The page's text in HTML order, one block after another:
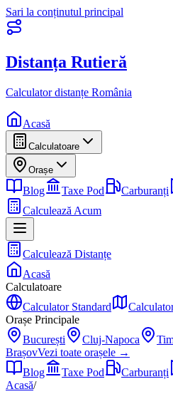
Sari la conținutul principal
Distanța Rutieră
Calculator distanțe România
Acasă
Calculatoare
Orașe
Blog Taxe Pod Carburanți
Calculează Acum
Calculează Distanțe
Acasă
Calculatoare
Calculator Standard
Orașe Principale
București
Cluj-Napoca
BrașovVezi toate orașele →
Blog
Taxe Pod Carburanți
Acasă/